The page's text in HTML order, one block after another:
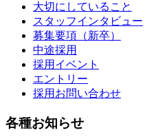
大切にしていること
スタッフインタビュー
募集要項（新卒）
中途採用
採用イベント
エントリー
採用お問い合わせ
各種お知らせ